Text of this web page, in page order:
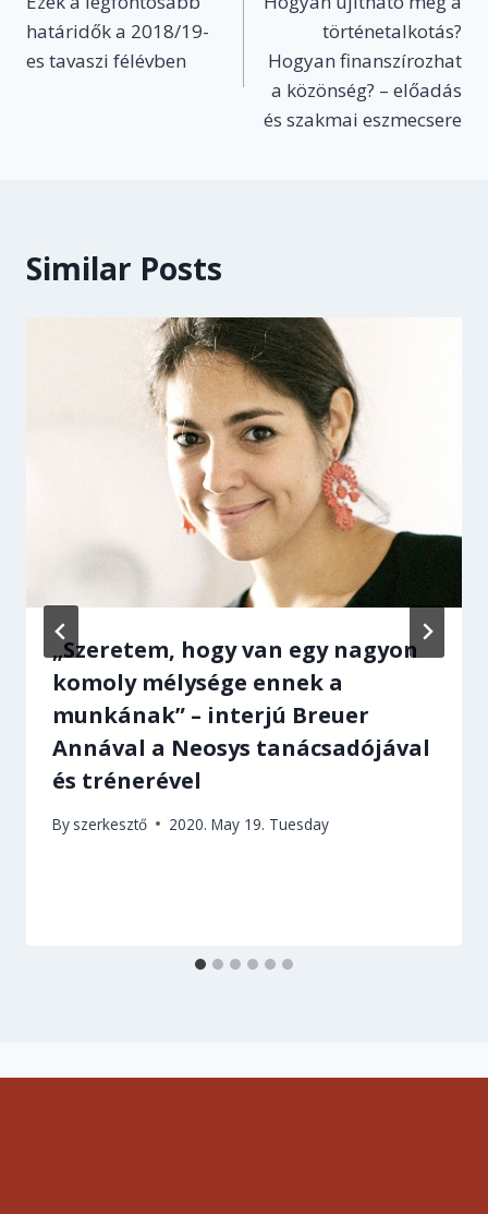
navigation
határidők a 2018/19-
es tavaszi félévben
történetalkotás?
Hogyan finanszírozhat
a közönség? – előadás
és szakmai eszmecsere
Similar Posts
„Szeretem, hogy van egy nagyon
komoly mélysége ennek a
munkának” – interjú Breuer
Annával a Neosys tanácsadójával
és trénerével
By szerkesztő 2020. May 19. Tuesday